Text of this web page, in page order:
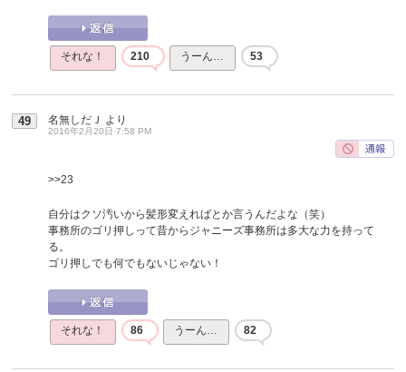
それな！ 210 うーん… 53
49 名無しだＪ より
2016年2月20日 7:58 PM
>>23
自分はクソ汚いから髪形変えればとか言うんだよな（笑）
事務所のゴリ押しって昔からジャニーズ事務所は多大な力を持って
る。
ゴリ押しでも何でもないじゃない！
それな！ 86 うーん… 82